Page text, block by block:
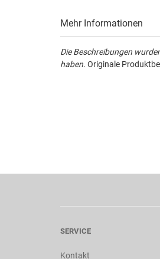
Mehr Informationen
Die Beschreibungen
haben. Originale
SERVICE
Kontakt